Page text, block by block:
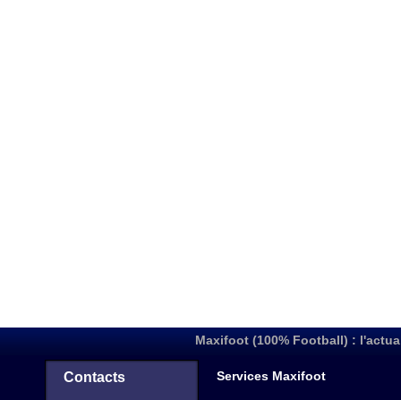
Maxifoot (100% Football) :
Contacts Services Maxifoot